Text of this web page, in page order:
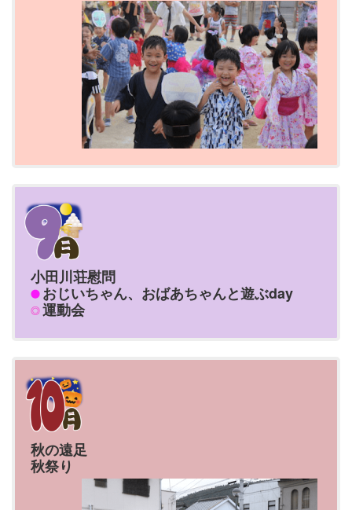
小田川荘慰問
おじいちゃん、おばあちゃんと遊ぶday
運動会
秋の遠足
秋祭り